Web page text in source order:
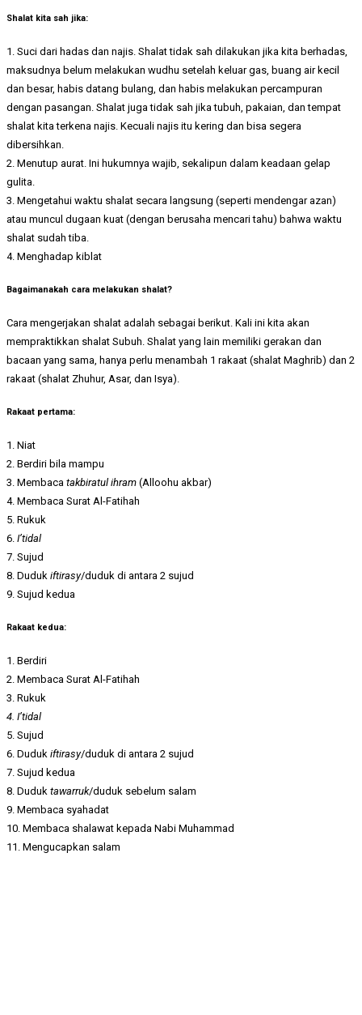
Shalat kita sah jika:
1. Suci dari hadas dan najis. Shalat tidak sah dilakukan jika kita berhadas,
maksudnya belum melakukan wudhu setelah keluar gas, buang air kecil
dan besar, habis datang bulang, dan habis melakukan percampuran
dengan pasangan. Shalat juga tidak sah jika tubuh, pakaian, dan tempat
shalat kita terkena najis. Kecuali najis itu kering dan bisa segera
dibersihkan.
2. Menutup aurat. Ini hukumnya wajib, sekalipun dalam keadaan gelap
gulita.
3. Mengetahui waktu shalat secara langsung (seperti mendengar azan)
atau muncul dugaan kuat (dengan berusaha mencari tahu) bahwa waktu
shalat sudah tiba.
4. Menghadap kiblat
Bagaimanakah cara melakukan shalat?
Cara mengerjakan shalat adalah sebagai berikut. Kali ini kita akan
mempraktikkan shalat Subuh. Shalat yang lain memiliki gerakan dan
bacaan yang sama, hanya perlu menambah 1 rakaat (shalat Maghrib) dan 2
rakaat (shalat Zhuhur, Asar, dan Isya).
Rakaat pertama:
1. Niat
2. Berdiri bila mampu
3. Membaca takbiratul ihram (Alloohu akbar)
4. Membaca Surat Al-Fatihah
5. Rukuk
6. I’tidal
7. Sujud
8. Duduk iftirasy/duduk di antara 2 sujud
9. Sujud kedua
Rakaat kedua:
1. Berdiri
2. Membaca Surat Al-Fatihah
3. Rukuk
4. I’tidal
5. Sujud
6. Duduk iftirasy/duduk di antara 2 sujud
7. Sujud kedua
8. Duduk tawarruk/duduk sebelum salam
9. Membaca syahadat
10. Membaca shalawat kepada Nabi Muhammad
11. Mengucapkan salam